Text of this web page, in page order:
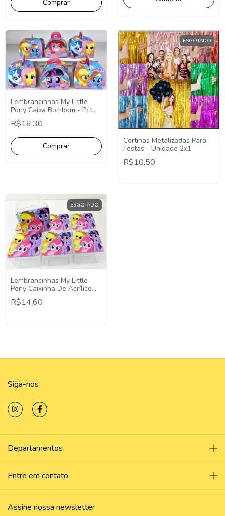
Lembrancinhas My Little
Pony Caixa Bombom - Pct
com 10
R$16,30
ESGOTADO
Cortinas Metalizadas Para
Festas - Unidade 2x1
R$10,50
ESGOTADO
Lembrancinhas My Little
Pony Caixinha De Acrílico
5x5 - Decoração Festa
Lembrancinha Temática.
R$14,60
Siga-nos
Departamentos
Entre em contato
Assine nossa newsletter